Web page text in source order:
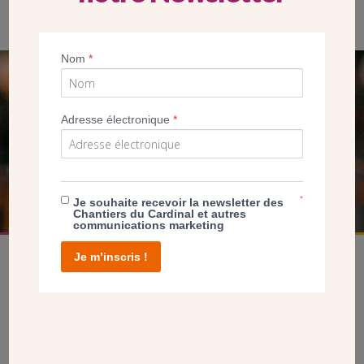
Saint-Louis-du-Progrès a été construite dans le style néo-roman.
SEUL VOTRE DON
NOUS PERMET D’AGIR
FAIRE UN DON
Nom*
Adresse électronique*
Je souhaite recevoir la newsletter des
Chantiers du Cardinal et autres
communications marketing
*
Je m’inscris !